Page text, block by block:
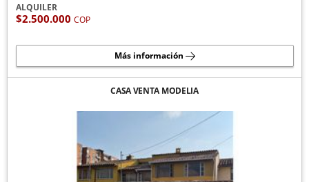
ALQUILER
$2.500.000 COP
Más información
CASA VENTA MODELIA